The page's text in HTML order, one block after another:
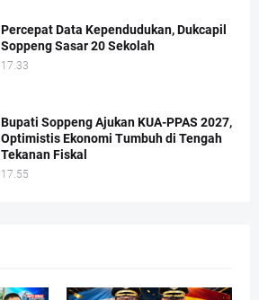
Percepat Data Kependudukan, Dukcapil
Soppeng Sasar 20 Sekolah
17.33
Bupati Soppeng Ajukan KUA-PPAS 2027,
Optimistis Ekonomi Tumbuh di Tengah
Tekanan Fiskal
17.55